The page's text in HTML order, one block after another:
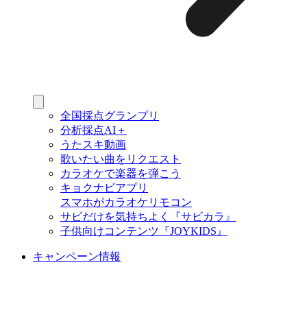
全国採点グランプリ
分析採点AI＋
うたスキ動画
歌いたい曲をリクエスト
カラオケで楽器を弾こう
キョクナビアプリ
スマホがカラオケリモコン
サビだけを気持ちよく『サビカラ』
子供向けコンテンツ『JOYKIDS』
キャンペーン情報